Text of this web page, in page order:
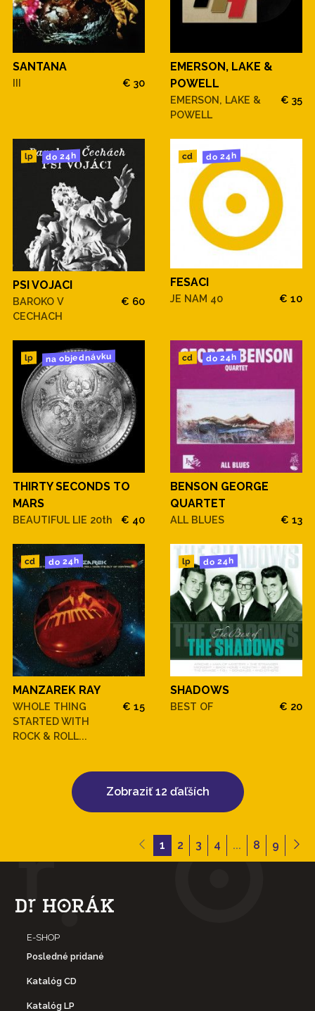
SANTANA
III € 30
EMERSON, LAKE &
POWELL
EMERSON, LAKE &
POWELL
€ 35
lp do 24h
PSI VOJACI
BAROKO V
CECHACH
€ 60
cd do 24h
FESACI
JE NAM 40 € 10
lp na objednávku
THIRTY SECONDS TO
MARS
BEAUTIFUL LIE 20th € 40
cd do 24h
BENSON GEORGE
QUARTET
ALL BLUES € 13
cd do 24h
MANZAREK RAY
WHOLE THING
STARTED WITH
ROCK & ROLL...
€ 15
lp do 24h
SHADOWS
BEST OF € 20
Zobraziť 12 ďaľších
1 2 3 4 ... 8 9
E-SHOP
Posledné pridané
Katalóg CD
Katalóg LP